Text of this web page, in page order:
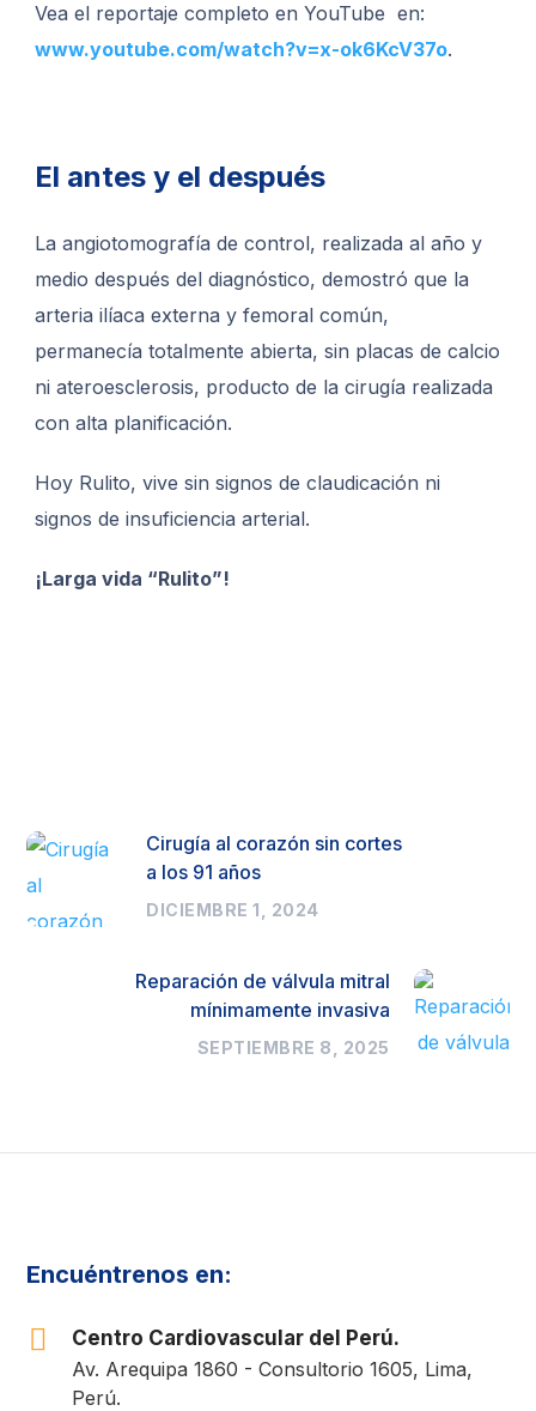
Vea el reportaje completo en YouTube en:
www.youtube.com/watch?v=x-ok6KcV37o.
El antes y el después
La angiotomografía de control, realizada al año y
medio después del diagnóstico, demostró que la
arteria ilíaca externa y femoral común,
permanecía totalmente abierta, sin placas de calcio
ni ateroesclerosis, producto de la cirugía realizada
con alta planificación.
Hoy Rulito, vive sin signos de claudicación ni
signos de insuficiencia arterial.
¡Larga vida “Rulito”!
Cirugía al corazón sin cortes
a los 91 años
DICIEMBRE 1, 2024
Reparación de válvula mitral
mínimamente invasiva
SEPTIEMBRE 8, 2025
Encuéntrenos en:
Centro Cardiovascular del Perú.
Av. Arequipa 1860 - Consultorio 1605, Lima,
Perú.